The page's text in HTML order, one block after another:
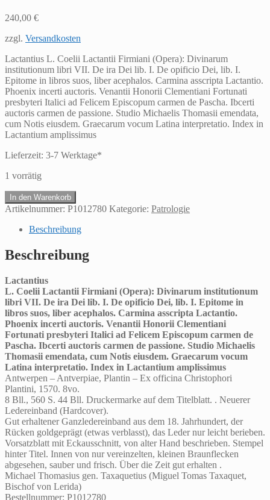
240,00 €
zzgl. Versandkosten
Lactantius L. Coelii Lactantii Firmiani (Opera): Divinarum
institutionum libri VII. De ira Dei lib. I. De opificio Dei, lib. I.
Epitome in libros suos, liber acephalos. Carmina asscripta Lactantio.
Phoenix incerti auctoris. Venantii Honorii Clementiani Fortunati
presbyteri Italici ad Felicem Episcopum carmen de Pascha. Ibcerti
auctoris carmen de passione. Studio Michaelis Thomasii emendata,
cum Notis eiusdem. Graecarum vocum Latina interpretatio. Index in
Lactantium amplissimus
Lieferzeit: 3-7 Werktage*
1 vorrätig
LactantiusL.
Coelii
Firmiani
Divinarum
institutionum
VII.
De
ira
Dei
lib.
I.
De
opificio
Dei,
lib.
I.
Epitome
in
libros
suos,
liber
acephalos.
Carmina
asscripta
Lactantio.
In den Warenkorb
Artikelnummer: P1012780 Kategorie: Patrologie
Beschreibung
Beschreibung
Lactantius
L. Coelii Lactantii Firmiani (Opera): Divinarum institutionum
libri VII. De ira Dei lib. I. De opificio Dei, lib. I. Epitome in
libros suos, liber acephalos. Carmina asscripta Lactantio.
Phoenix incerti auctoris. Venantii Honorii Clementiani
Fortunati presbyteri Italici ad Felicem Episcopum carmen de
Pascha. Ibcerti auctoris carmen de passione. Studio Michaelis
Thomasii emendata, cum Notis eiusdem. Graecarum vocum
Latina interpretatio. Index in Lactantium amplissimus
Antwerpen – Antverpiae, Plantin – Ex officina Christophori
Plantini, 1570. 8vo.
8 Bll., 560 S. 44 Bll. Druckermarke auf dem Titelblatt. . Neuerer
Ledereinband (Hardcover).
Gut erhaltener Ganzledereinband aus dem 18. Jahrhundert, der
Rücken goldgeprägt (etwas verblasst), das Leder nur leicht berieben.
Vorsatzblatt mit Eckausschnitt, von alter Hand beschrieben. Stempel
hinter Titel. Innen von nur vereinzelten, kleinen Braunflecken
abgesehen, sauber und frisch. Über die Zeit gut erhalten .
Michael Thomasius gen. Taxaquetius (Miguel Tomas Taxaquet,
Bischof von Lerida)
Bestellnummer: P1012780